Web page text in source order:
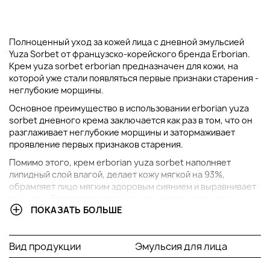
Полноценный уход за кожей лица с дневной эмульсией
Yuza Sorbet от французско-корейского бренда Erborian.
Крем yuza sorbet erborian предназначен для кожи, на
которой уже стали появляться первые признаки старения -
неглубокие морщины.
Основное преимущество в использовании erborian yuza
sorbet дневного крема заключается как раз в том, что он
разглаживает неглубокие морщины и затормаживает
проявление первых признаков старения.
Помимо этого, крем erborian yuza sorbet наполняет
липидный слой влагой, делает кожу мягкой на 93%,
обрамляет лицо мягким здоровым сиянием и выравнивает
течение месяца, эмульсия усилит защитный слой и ты
окружающей среды. Например, от токсинов.
Познакомимся с составом крема yuza sorbet erborian?
ПОКАЗАТЬ БОЛЬШЕ
Вид продукции Эмульсия для лица